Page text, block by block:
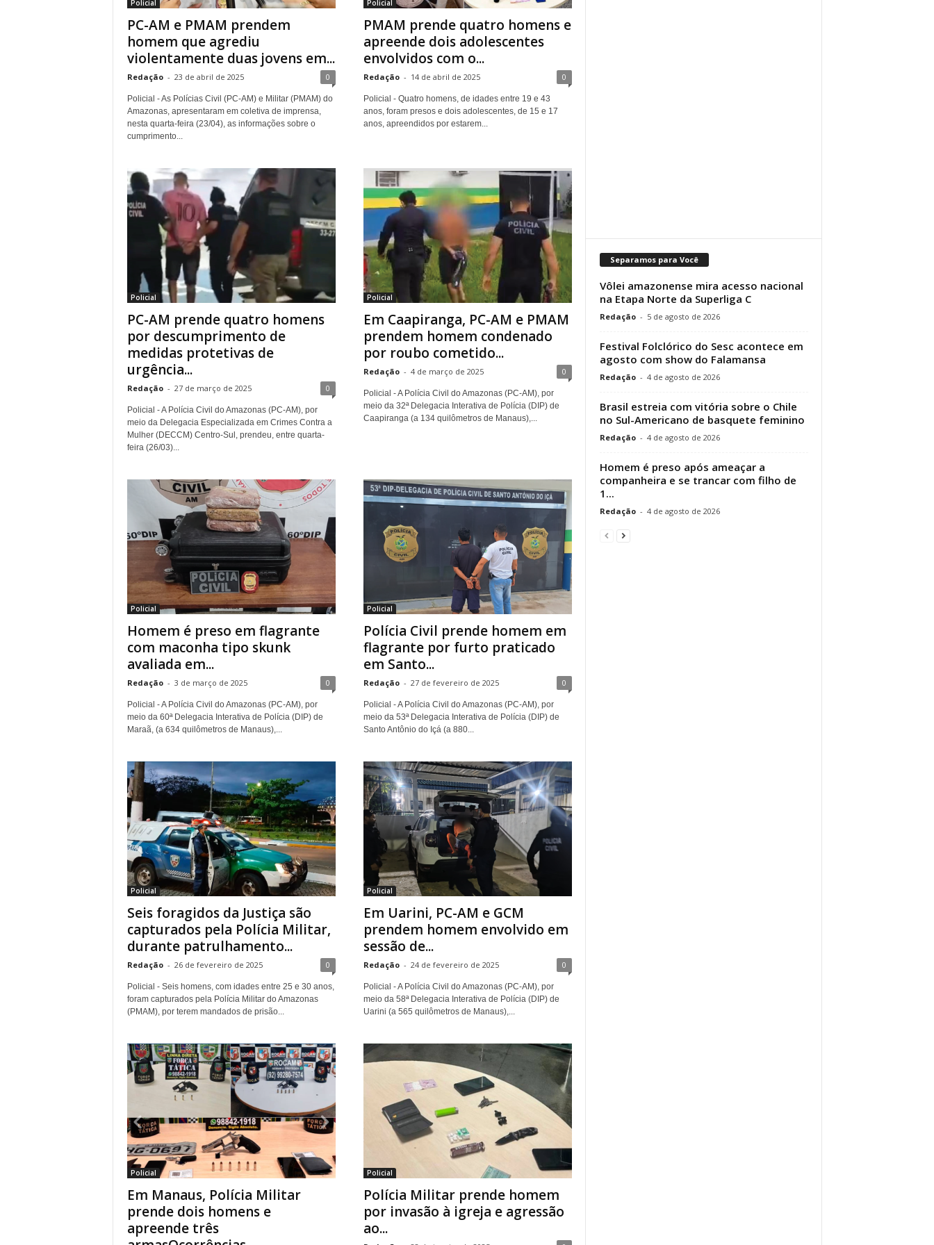
Policial
PC-AM e PMAM prendem
homem que agrediu
violentamente duas jovens em...
Redação - 23 de abril de 2025 0
Policial - As Polícias Civil (PC-AM) e Militar (PMAM) do
Amazonas, apresentaram em coletiva de imprensa,
nesta quarta-feira (23/04), as informações sobre o
cumprimento...
Policial
PMAM prende quatro homens e
apreende dois adolescentes
envolvidos com o...
Redação - 14 de abril de 2025 0
Policial - Quatro homens, de idades entre 19 e 43
anos, foram presos e dois adolescentes, de 15 e 17
anos, apreendidos por estarem...
Policial
PC-AM prende quatro homens
por descumprimento de
medidas protetivas de
urgência...
Redação - 27 de março de 2025 0
Policial - A Polícia Civil do Amazonas (PC-AM), por
meio da Delegacia Especializada em Crimes Contra a
Mulher (DECCM) Centro-Sul, prendeu, entre quarta-
feira (26/03)...
Policial
Em Caapiranga, PC-AM e PMAM
prendem homem condenado
por roubo cometido...
Redação - 4 de março de 2025 0
Policial - A Polícia Civil do Amazonas (PC-AM), por
meio da 32ª Delegacia Interativa de Polícia (DIP) de
Caapiranga (a 134 quilômetros de Manaus),...
Policial
Homem é preso em flagrante
com maconha tipo skunk
avaliada em...
Redação - 3 de março de 2025 0
Policial - A Polícia Civil do Amazonas (PC-AM), por
meio da 60ª Delegacia Interativa de Polícia (DIP) de
Maraã, (a 634 quilômetros de Manaus),...
Policial
Polícia Civil prende homem em
flagrante por furto praticado
em Santo...
Redação - 27 de fevereiro de 2025 0
Policial - A Polícia Civil do Amazonas (PC-AM), por
meio da 53ª Delegacia Interativa de Polícia (DIP) de
Santo Antônio do Içá (a 880...
Policial
Seis foragidos da Justiça são
capturados pela Polícia Militar,
durante patrulhamento...
Redação - 26 de fevereiro de 2025 0
Policial - Seis homens, com idades entre 25 e 30 anos,
foram capturados pela Polícia Militar do Amazonas
(PMAM), por terem mandados de prisão...
Policial
Em Uarini, PC-AM e GCM
prendem homem envolvido em
sessão de...
Redação - 24 de fevereiro de 2025 0
Policial - A Polícia Civil do Amazonas (PC-AM), por
meio da 58ª Delegacia Interativa de Polícia (DIP) de
Uarini (a 565 quilômetros de Manaus),...
Policial
Em Manaus, Polícia Militar
prende dois homens e
apreende três
Policial
Polícia Militar prende homem
por invasão à igreja e agressão
ao...
Separamos para Você
Vôlei amazonense mira acesso nacional
na Etapa Norte da Superliga C
Redação - 5 de agosto de 2026
Festival Folclórico do Sesc acontece em
agosto com show do Falamansa
Redação - 4 de agosto de 2026
Brasil estreia com vitória sobre o Chile
no Sul-Americano de basquete feminino
Redação - 4 de agosto de 2026
Homem é preso após ameaçar a
companheira e se trancar com filho de
1...
Redação - 4 de agosto de 2026